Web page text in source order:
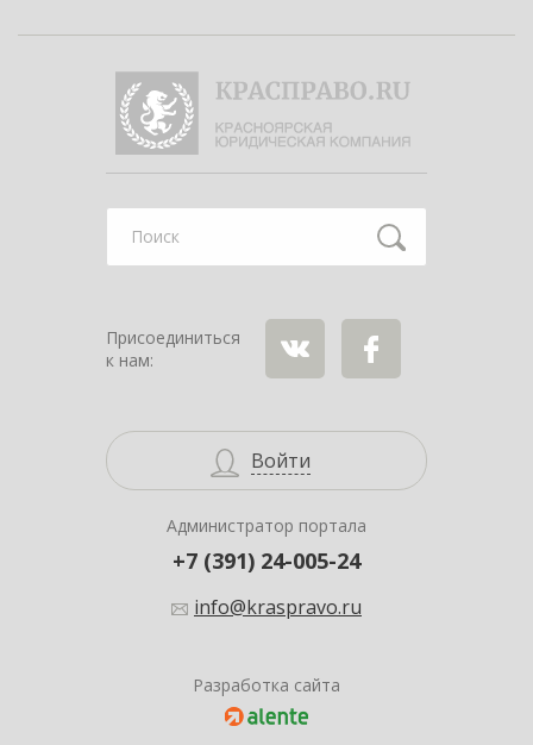
Присоединиться
к нам:
Войти
Администратор портала
+7 (391) 24-005-24
info@kraspravo.ru
Разработка сайта